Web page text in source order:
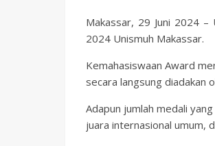
Makassar, 29 Juni 2024
2024 Unismuh Makassar.
Kemahasiswaan Award
secara langsung diadakan
Adapun jumlah medali
juara internasional umum,